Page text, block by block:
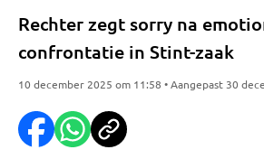
Rechter zegt sorry na
confrontatie in Stint-zaak
10 december 2025 om 11:58 • Aangepast 30